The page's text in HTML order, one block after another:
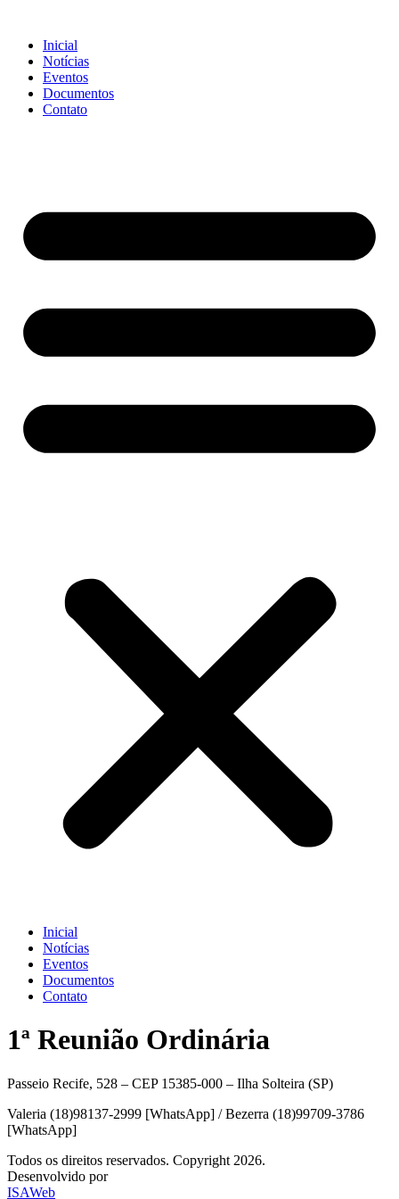
conteúdo
Inicial
Notícias
Eventos
Documentos
Contato
Inicial
Notícias
Eventos
Documentos
Contato
1ª Reunião Ordinária
Passeio Recife, 528 – CEP 15385-000 – Ilha Solteira (SP)
Valeria (18)98137-2999 [WhatsApp] / Bezerra (18)99709-3786
[WhatsApp]
Todos os direitos reservados. Copyright 2026.
Desenvolvido por
ISAWeb